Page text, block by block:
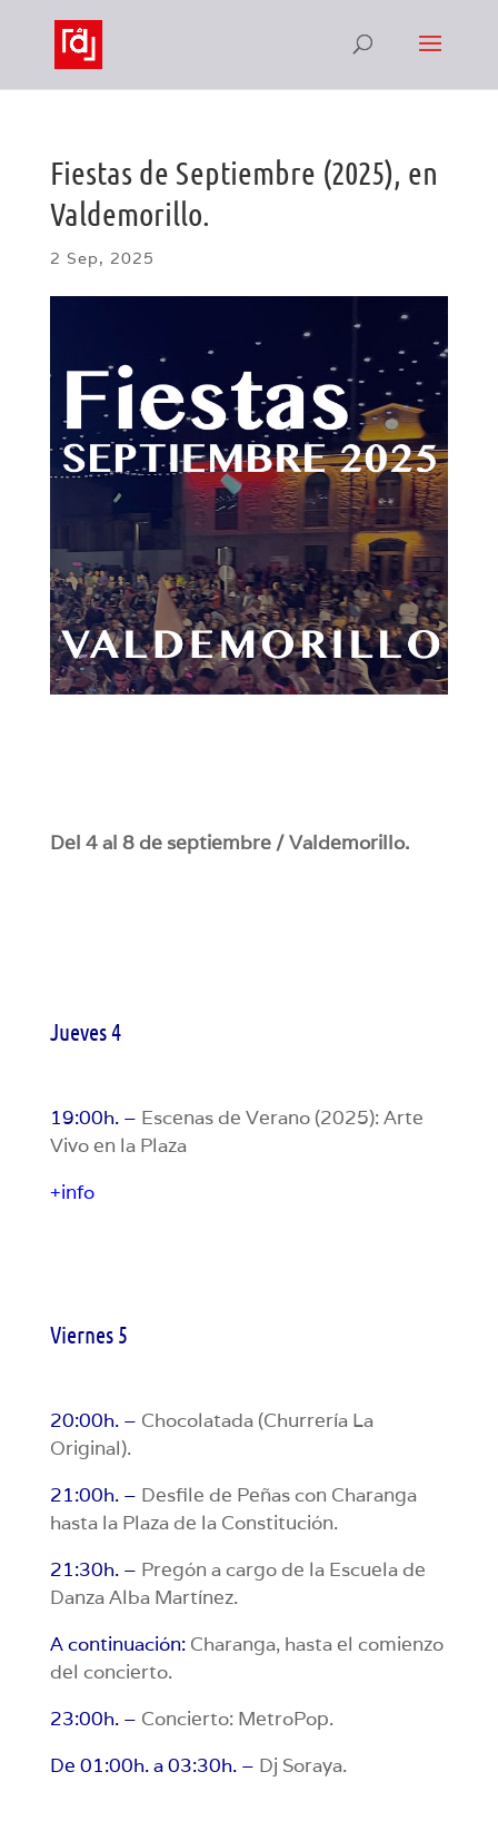
Fiestas de Septiembre (2025), en
Valdemorillo.
2 Sep, 2025
Del 4 al 8 de septiembre / Valdemorillo.
Jueves 4
19:00h. – Escenas de Verano (2025): Arte
Vivo en la Plaza
+info
Viernes 5
20:00h. – Chocolatada (Churrería La
Original).
21:00h. – Desfile de Peñas con Charanga
hasta la Plaza de la Constitución.
21:30h. – Pregón a cargo de la Escuela de
Danza Alba Martínez.
A continuación:Charanga, hasta el comienzo
del concierto.
23:00h. – Concierto: MetroPop.
De 01:00h. a 03:30h. – Dj Soraya.